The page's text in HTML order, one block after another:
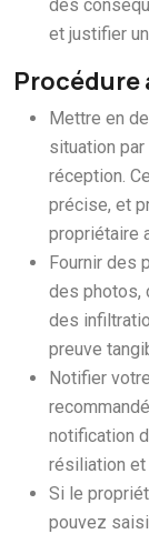
des
et justifier
Procédure
Mettre en
situation
réception.
précise, et
propriétaire
Fournir des
des photos,
des
preuve
Notifier
notification
résiliation et
Si le
pouvez